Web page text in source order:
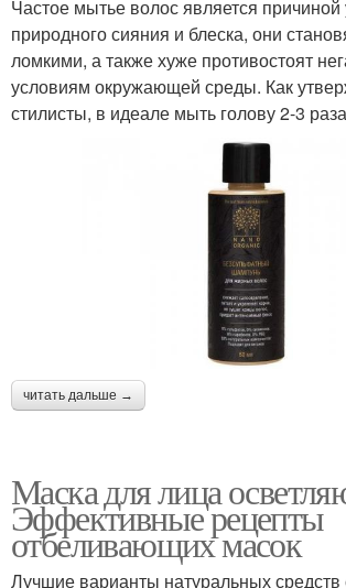
Частое мытье волос является причиной
природного сияния и блеска, они
ломкими, а также хуже противостоят
условиям окружающей среды. Как
стилисты, в идеале мыть голову 2-3
читать дальше →
Маска для лица
Эффективные рецепты
отбеливающих масок
Лучшие варианты натуральных средств